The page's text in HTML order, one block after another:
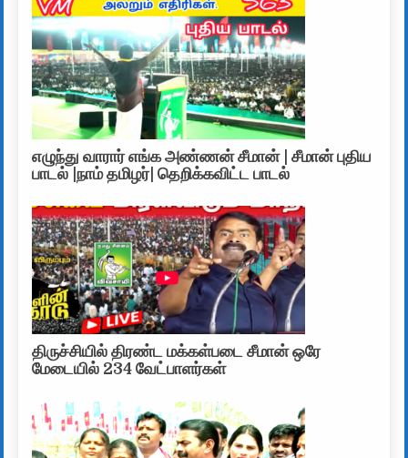
எழுந்து வாரார் எங்க அண்ணன் சீமான் | சீமான் புதிய
பாடல் |நாம் தமிழர்| தெறிக்கவிட்ட பாடல்
திருச்சியில் திரண்ட மக்கள்படை சீமான் ஒரே
மேடையில் 234 வேட்பாளர்கள்